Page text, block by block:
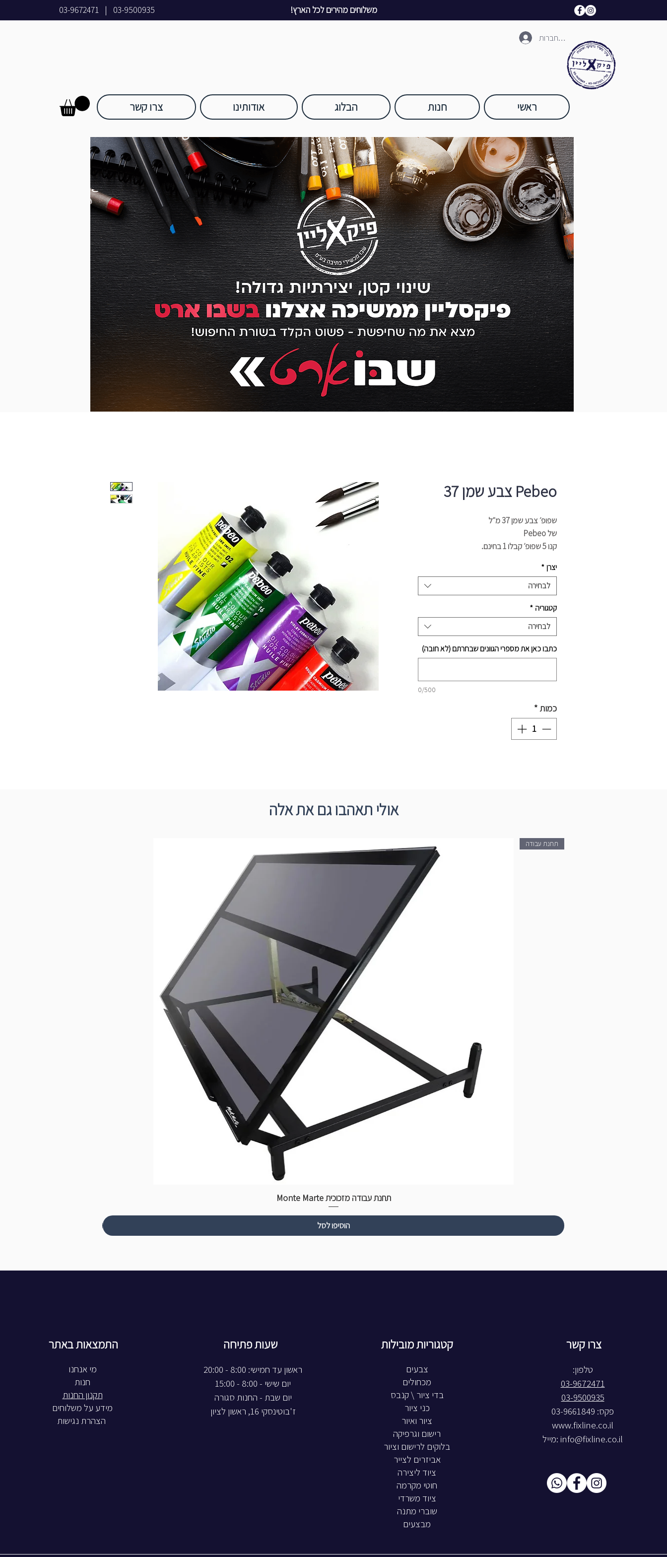
03-9500935
|
03-9672471 משלוחים מהירים לכל הארץ!
להתחברות
ראשי חנות הבלוג אודותינו צרו קשר
Pebeo צבע שמן 37
שפופ׳ צבע שמן 37 מ״ל
של Pebeo
קנו 5 שפופ׳ קבלו 1 בחינם.
כיצד בוחרים גוונים?
לחצו עלטבלת הגוונים
הרצויים.
הוסיפו את מספרי הגוונים שבחרתם מתוך קטלוג
הצבעים במשבצת למטה.
יצרן *
לבחירה
קטגוריה *
לבחירה
כתבו כאן את מספרי הגוונים שבחרתם (לא חובה)
0/500
כמות*
אולי תאהבו גם את אלה
תחנת עבודה
תחנת עבודה מזכוכית Monte Marte
הוסיפו לסל
התמצאות באתר
חנות
תקנון החנות
מידע על משלוחים
שעות פתיחה
ראשון עד חמישי: 8:00 - 20:00
יום שישי - 8:00 - 15:00
יום שבת - החנות סגורה
ז'בוטינסקי 16, ראשון לציון
קטגוריות מובילות
צבעים
מכחולים
בדי ציור \ קנבס
כני ציור
ציור ואיור
רישום וגרפיקה
בלוקים לרישום וציור
אביזרים לצייר
ציוד ליצירה
חוטי מקרמה
ציוד משרדי
שוברי מתנה
מבצעים
צרו קשר
טלפון:
03-9672471
03-9500935
פקס: 03-9661849
www.fixline.co.il
info@fixline.co.il :מייל